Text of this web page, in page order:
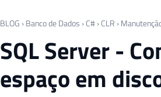
BLOG › Banco de Dados › C# › CLR ›
SQL Server -
espaço em